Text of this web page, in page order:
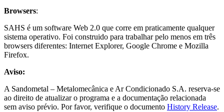
Browsers:
SAHS é um software Web 2.0 que corre em praticamente qualquer
sistema operativo. Foi construido para trabalhar pelo menos em três
browsers diferentes: Internet Explorer, Google Chrome e Mozilla
Firefox.
Aviso:
A Sandometal – Metalomecânica e Ar Condicionado S.A. reserva-se
ao direito de atualizar o programa e a documentação relacionada
sem aviso prévio. Por favor, verifique o documento History Release.